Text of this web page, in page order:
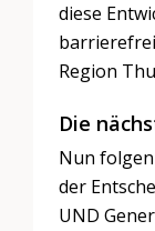
diese
Region
Die
Nun
der
UND